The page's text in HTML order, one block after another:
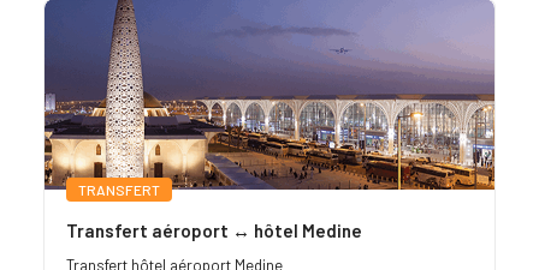
TRANSFERT
Transfert aéroport ↔ hôtel Medine
Transfert hôtel aéroport Medine